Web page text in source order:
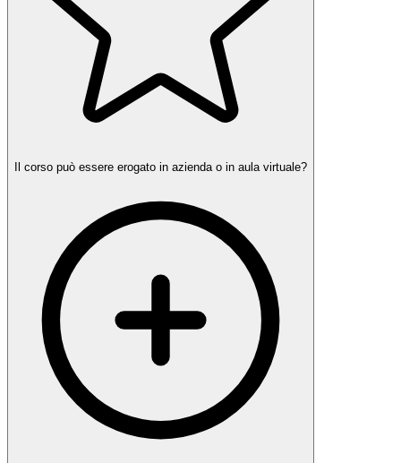
Il corso può essere erogato in azienda o in aula virtuale?